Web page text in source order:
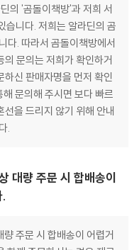
의 '곰돌이책방'과 저희 서
습니다. 저희는 알라딘의 곰
다. 따라서 곰돌이책방에서
문의는 저희가 확인하거
하신 판매자명을 먼저 확인
문의해 주시면 보다 빠르
을 드리지 않기 위해 안내
.
대량 주문 시 합배송이
주문 시 합배송이 어렵거